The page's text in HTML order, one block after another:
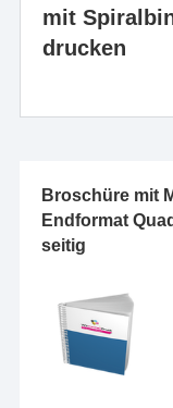
mit
drucken
Broschüre mit
Endformat
seitig
Endformat